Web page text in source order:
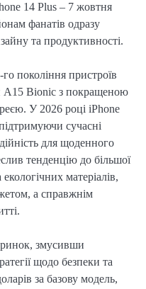
14 Plus – 7 жовтня
фанатів одразу
та продуктивності.
покоління пристроїв
A15 Bionic з покращеною
У 2026 році iPhone
сучасні
для щоденного
тенденцію до більшої
матеріалів,
а справжнім
ринок, змусивши
щодо безпеки та
за базову модель,